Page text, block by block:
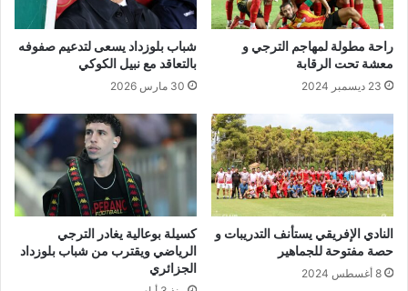
راحة مطولة لمهاجم الترجي و
معشة تحت الرقابة
23 ديسمبر 2024
شباب بلوزداد يسعى لتدعيم صفوفه
بالتعاقد مع نبيل الكوكي
30 مارس 2026
النادي الإفريقي يستأنف التدريبات و
حصة مفتوحة للجماهير
8 أغسطس 2024
كسيلة بوعالية يغادر الترجي
الرياضي ويقترب من شباب بلوزداد
الجزائري